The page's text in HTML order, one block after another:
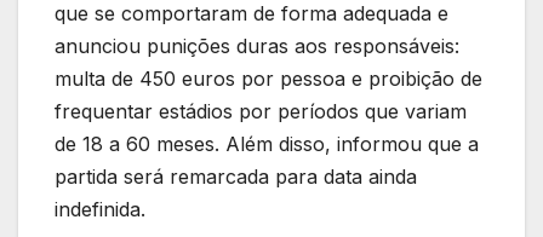
que se comportaram de forma adequada e
anunciou punições duras aos responsáveis:
multa de 450 euros por pessoa e proibição de
frequentar estádios por períodos que variam
de 18 a 60 meses. Além disso, informou que a
partida será remarcada para data ainda
indefinida.